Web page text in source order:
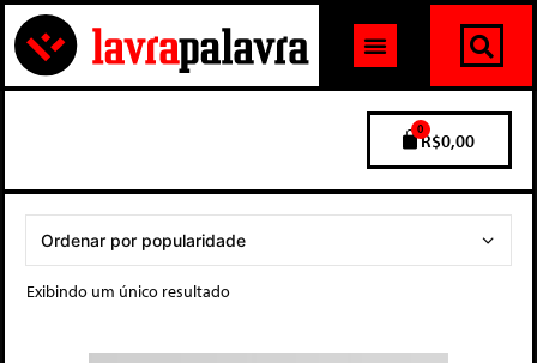
R$0,00
0
Exibindo um único resultado